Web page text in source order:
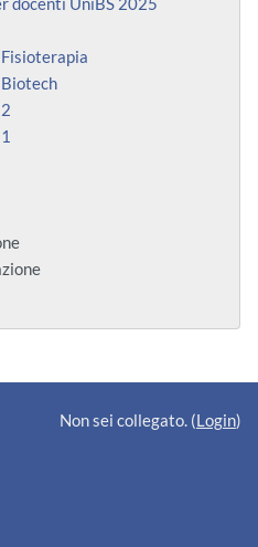
docenti UniBS 2025
Non sei collegato. (Login)